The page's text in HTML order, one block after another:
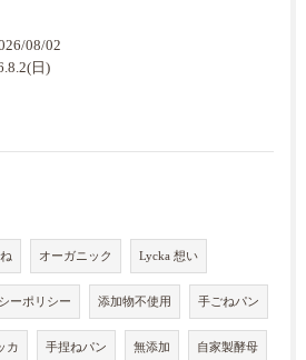
08/02
日)
オーガニック Lycka 想い
ーポリシー 添加物不使用 手ごねパン
カ 手捏ねパン 無添加 自家製酵母